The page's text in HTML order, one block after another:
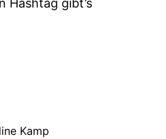
Hashtag gibt’s
Kamp